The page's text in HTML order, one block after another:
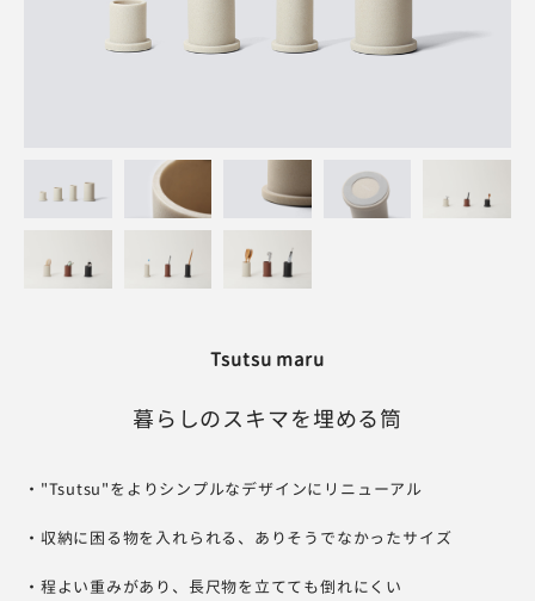
Tsutsu maru
暮らしのスキマを埋める筒
・"Tsutsu"をよりシンプルなデザインにリニューアル
・収納に困る物を入れられる、ありそうでなかったサイズ
・程よい重みがあり、長尺物を立てても倒れにくい